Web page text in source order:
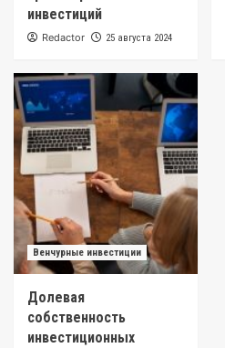
инвестиций
Redactor 25 августа 2024
Венчурные инвестиции
Долевая
собственность
инвестиционных